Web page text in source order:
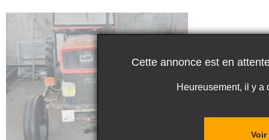
Cette annonce est en
Heureusement, il y a